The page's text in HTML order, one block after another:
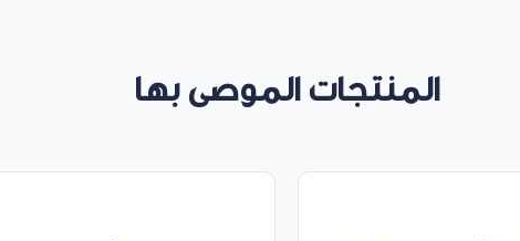
المنتجات الموصى بها